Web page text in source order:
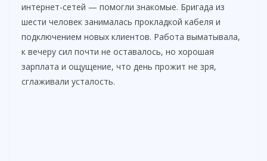
интернет-сетей — помогли знакомые. Бригада из
шести человек занималась прокладкой кабеля и
подключением новых клиентов. Работа выматывала,
к вечеру сил почти не оставалось, но хорошая
зарплата и ощущение, что день прожит не зря,
сглаживали усталость.